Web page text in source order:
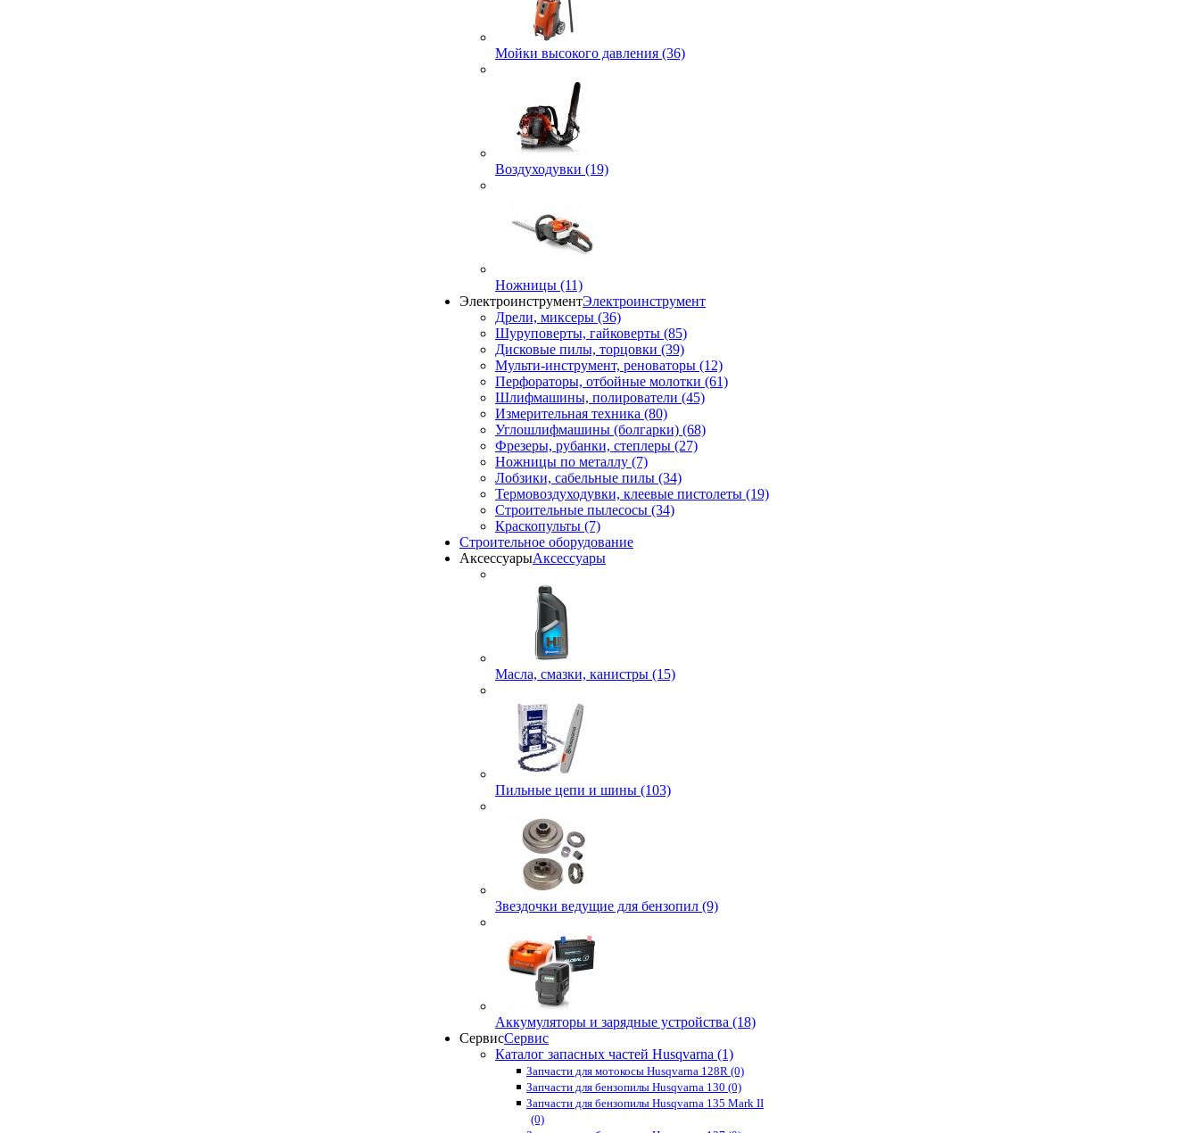
Мойки высокого давления (36)
Воздуходувки (19)
Ножницы (11)
ЭлектроинструментЭлектроинструмент
Дрели, миксеры (36)
Шуруповерты, гайковерты (85)
Дисковые пилы, торцовки (39)
Мульти-инструмент, реноваторы (12)
Перфораторы, отбойные молотки (61)
Шлифмашины, полирователи (45)
Измерительная техника (80)
Углошлифмашины (болгарки) (68)
Фрезеры, рубанки, степлеры (27)
Ножницы по металлу (7)
Лобзики, сабельные пилы (34)
Термовоздуходувки, клеевые пистолеты (19)
Строительные пылесосы (34)
Краскопульты (7)
Строительное оборудование
АксессуарыАксессуары
Масла, смазки, канистры (15)
Пильные цепи и шины (103)
Звездочки ведущие для бензопил (9)
Аккумуляторы и зарядные устройства (18)
СервисСервис
Каталог запасных частей Husqvarna (1)
Запчасти для мотокосы Husqvarna 128R (0)
Запчасти для бензопилы Husqvarna 130 (0)
Запчасти для бензопилы Husqvarna 135 Mark II
(0)